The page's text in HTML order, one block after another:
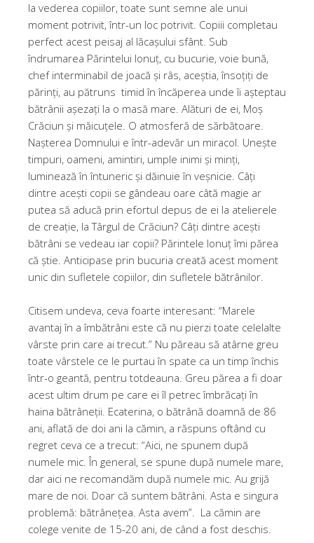
la vederea copiilor, toate sunt semne ale unui
moment potrivit, într-un loc potrivit. Copiii completau
perfect acest peisaj al lăcașului sfânt. Sub
îndrumarea Părintelui Ionuț, cu bucurie, voie bună,
chef interminabil de joacă și râs, aceștia, însoțiți de
părinți, au pătruns timid în încăperea unde îi așteptau
bătrânii așezați la o masă mare. Alături de ei, Moș
Crăciun și măicuțele. O atmosferă de sărbătoare.
Nașterea Domnului e într-adevăr un miracol. Unește
timpuri, oameni, amintiri, umple inimi și minți,
luminează în întuneric și dăinuie în veșnicie. Câți
dintre acești copii se gândeau oare câtă magie ar
putea să aducă prin efortul depus de ei la atelierele
de creație, la Târgul de Crăciun? Câți dintre acești
bătrâni se vedeau iar copii? Părintele Ionuț îmi părea
că știe. Anticipase prin bucuria creată acest moment
unic din sufletele copiilor, din sufletele bătrânilor.
Citisem undeva, ceva foarte interesant: “Marele
avantaj în a îmbătrâni este că nu pierzi toate celelalte
vârste prin care ai trecut.” Nu păreau să atârne greu
toate vârstele ce le purtau în spate ca un timp închis
într-o geantă, pentru totdeauna. Greu părea a fi doar
acest ultim drum pe care ei îl petrec îmbrăcați în
haina bătrâneții. Ecaterina, o bătrână doamnă de 86
ani, aflată de doi ani la cămin, a răspuns oftând cu
regret ceva ce a trecut: “Aici, ne spunem după
numele mic. În general, se spune după numele mare,
dar aici ne recomandăm după numele mic. Au grijă
mare de noi. Doar că suntem bătrâni. Asta e singura
problemă: bătrânețea. Asta avem”. La cămin are
colege venite de 15-20 ani, de când a fost deschis.